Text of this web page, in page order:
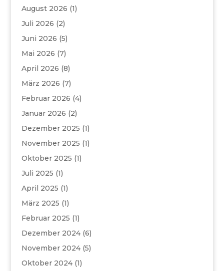
August 2026 (1)
Juli 2026 (2)
Juni 2026 (5)
Mai 2026 (7)
April 2026 (8)
März 2026 (7)
Februar 2026 (4)
Januar 2026 (2)
Dezember 2025 (1)
November 2025 (1)
Oktober 2025 (1)
Juli 2025 (1)
April 2025 (1)
März 2025 (1)
Februar 2025 (1)
Dezember 2024(6)
November 2024(5)
Oktober 2024(1)